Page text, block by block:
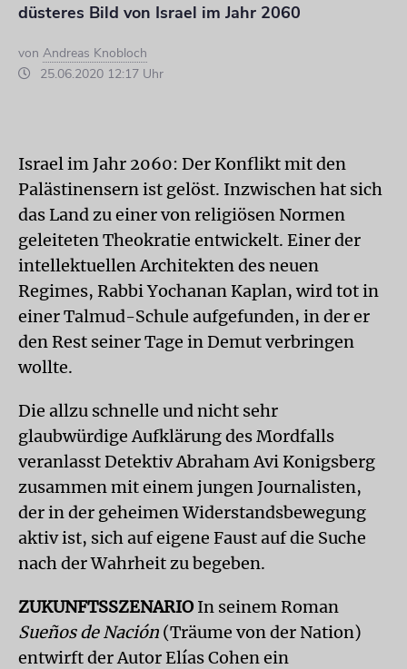
düsteres Bild von Israel im Jahr 2060
von Andreas Knobloch
25.06.2020 12:17 Uhr
Israel im Jahr 2060: Der Konflikt mit den
Palästinensern ist gelöst. Inzwischen hat sich
das Land zu einer von religiösen Normen
geleiteten Theokratie entwickelt. Einer der
intellektuellen Architekten des neuen
Regimes, Rabbi Yochanan Kaplan, wird tot in
einer Talmud-Schule aufgefunden, in der er
den Rest seiner Tage in Demut verbringen
wollte.
Die allzu schnelle und nicht sehr
glaubwürdige Aufklärung des Mordfalls
veranlasst Detektiv Abraham Avi Konigsberg
zusammen mit einem jungen Journalisten,
der in der geheimen Widerstandsbewegung
aktiv ist, sich auf eigene Faust auf die Suche
nach der Wahrheit zu begeben.
ZUKUNFTSSZENARIOIn seinem Roman
Sueños de Nación (Träume von der Nation)
entwirft der Autor Elías Cohen ein